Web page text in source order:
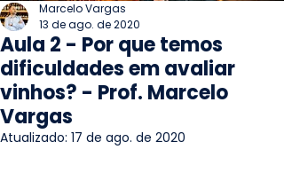
Aula 2 - Por que temos
dificuldades em avaliar
vinhos? - Prof. Marcelo
Vargas
Marcelo Vargas
13 de ago. de 2020
Atualizado: 17 de ago. de 2020